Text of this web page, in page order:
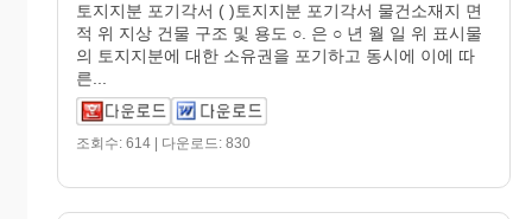
토지지분 포기각서 ( )토지지분 포기각서 물건소재지 면
적 위 지상 건물 구조 및 용도 ○. 은 ○ 년 월 일 위 표시물
의 토지지분에 대한 소유권을 포기하고 동시에 이에 따
른...
조회수: 614 | 다운로드: 830